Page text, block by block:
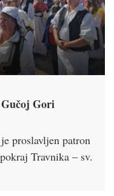
Gori
proslavljen patron
Travnika – sv.